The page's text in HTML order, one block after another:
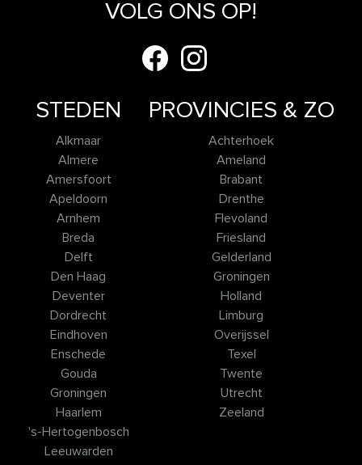
STEDEN
Alkmaar
Almere
Amersfoort
Apeldoorn
Arnhem
Breda
Delft
Den Haag
Deventer
Dordrecht
Eindhoven
Enschede
Gouda
Groningen
Haarlem
's-Hertogenbosch
Leeuwarden
PROVINCIES & ZO
Achterhoek
Ameland
Brabant
Drenthe
Flevoland
Friesland
Gelderland
Groningen
Holland
Limburg
Overijssel
Texel
Twente
Utrecht
Zeeland
VOLG ONS OP!